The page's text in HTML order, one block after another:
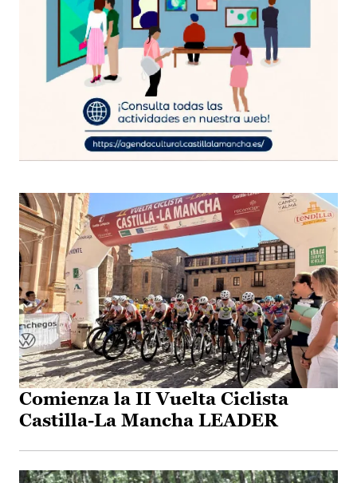
Comienza la II Vuelta Ciclista
Castilla-La Mancha LEADER